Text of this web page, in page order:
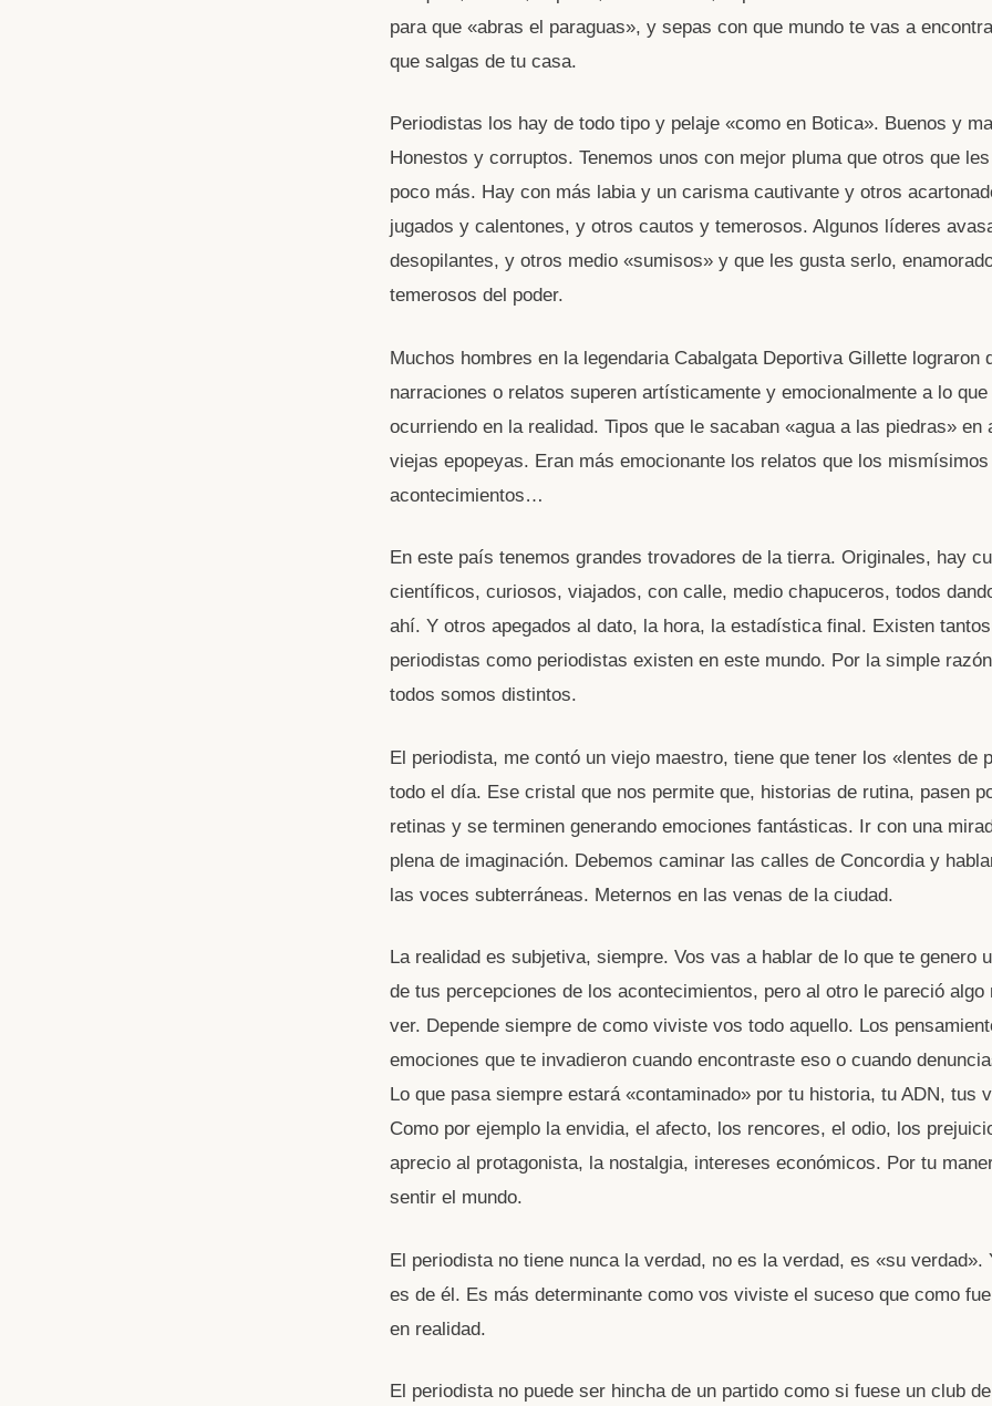
para que «abras el paraguas», y sepas con que mundo te vas a
que salgas de tu casa.
Periodistas los hay de todo tipo y pelaje «como en Botica». Buenos y
Honestos y corruptos. Tenemos unos con mejor pluma que otros que
poco más. Hay con más labia y un carisma cautivante y otros
jugados y calentones, y otros cautos y temerosos. Algunos líderes
desopilantes, y otros medio «sumisos» y que les gusta serlo,
temerosos del poder.
Muchos hombres en la legendaria Cabalgata Deportiva Gillette lograron
narraciones o relatos superen artísticamente y emocionalmente a lo que
ocurriendo en la realidad. Tipos que le sacaban «agua a las piedras» en
viejas epopeyas. Eran más emocionante los relatos que los mismísimos
acontecimientos…
En este país tenemos grandes trovadores de la tierra. Originales, hay
científicos, curiosos, viajados, con calle, medio chapuceros, todos
ahí. Y otros apegados al dato, la hora, la estadística final. Existen
periodistas como periodistas existen en este mundo. Por la simple
todos somos distintos.
El periodista, me contó un viejo maestro, tiene que tener los «lentes de
todo el día. Ese cristal que nos permite que, historias de rutina, pasen
retinas y se terminen generando emociones fantásticas. Ir con una
plena de imaginación. Debemos caminar las calles de Concordia y
las voces subterráneas. Meternos en las venas de la ciudad.
La realidad es subjetiva, siempre. Vos vas a hablar de lo que te genero
de tus percepciones de los acontecimientos, pero al otro le pareció algo
ver. Depende siempre de como viviste vos todo aquello. Los
emociones que te invadieron cuando encontraste eso o cuando
Lo que pasa siempre estará «contaminado» por tu historia, tu ADN, tus
Como por ejemplo la envidia, el afecto, los rencores, el odio, los
aprecio al protagonista, la nostalgia, intereses económicos. Por tu
sentir el mundo.
El periodista no tiene nunca la verdad, no es la verdad, es «su verdad».
es de él. Es más determinante como vos viviste el suceso que como
en realidad.
El periodista no puede ser hincha de un partido como si fuese un club